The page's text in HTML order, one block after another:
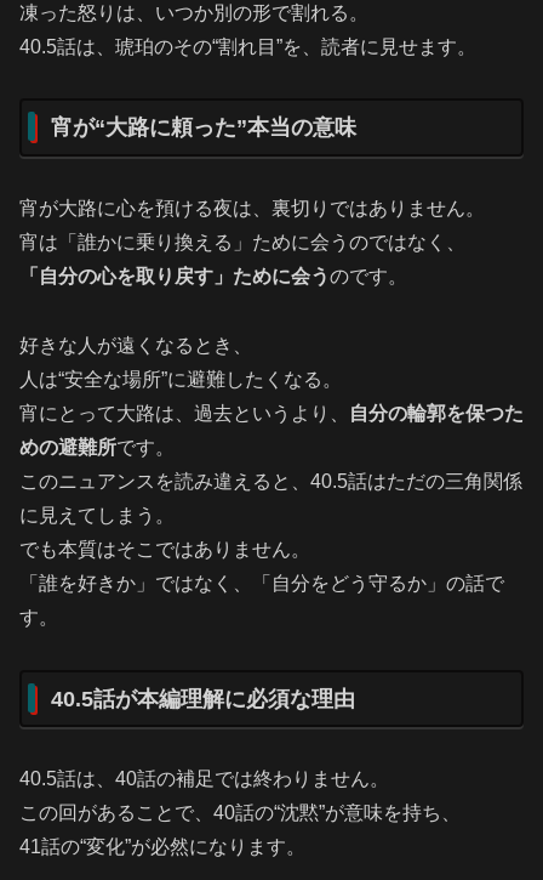
凍った怒りは、いつか別の形で割れる。
40.5話は、琥珀のその“割れ目”を、読者に見せます。
宵が“大路に頼った”本当の意味
宵が大路に心を預ける夜は、裏切りではありません。
宵は「誰かに乗り換える」ために会うのではなく、
「自分の心を取り戻す」ために会うのです。
好きな人が遠くなるとき、
人は“安全な場所”に避難したくなる。
宵にとって大路は、過去というより、
自分の輪郭を保つた
めの避難所です。
このニュアンスを読み違えると、40.5話はただの三角関係
に見えてしまう。
でも本質はそこではありません。
「誰を好きか」ではなく、「自分をどう守るか」の話で
す。
40.5話が本編理解に必須な理由
40.5話は、40話の補足では終わりません。
この回があることで、40話の“沈黙”が意味を持ち、
41話の“変化”が必然になります。